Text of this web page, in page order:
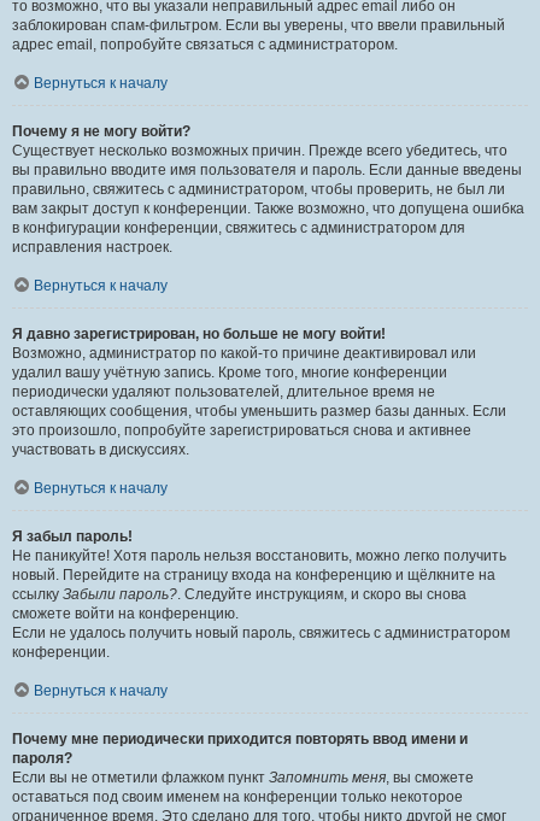
то возможно, что вы указали неправильный адрес email либо он
заблокирован спам-фильтром. Если вы уверены, что ввели правильный
адрес email, попробуйте связаться с администратором.
Вернуться к началу
Почему я не могу войти?
Существует несколько возможных причин. Прежде всего убедитесь, что
вы правильно вводите имя пользователя и пароль. Если данные введены
правильно, свяжитесь с администратором, чтобы проверить, не был ли
вам закрыт доступ к конференции. Также возможно, что допущена ошибка
в конфигурации конференции, свяжитесь с администратором для
исправления настроек.
Вернуться к началу
Я давно зарегистрирован, но больше не могу войти!
Возможно, администратор по какой-то причине деактивировал или
удалил вашу учётную запись. Кроме того, многие конференции
периодически удаляют пользователей, длительное время не
оставляющих сообщения, чтобы уменьшить размер базы данных. Если
это произошло, попробуйте зарегистрироваться снова и активнее
участвовать в дискуссиях.
Вернуться к началу
Я забыл пароль!
Не паникуйте! Хотя пароль нельзя восстановить, можно легко получить
новый. Перейдите на страницу входа на конференцию и щёлкните на
ссылку Забыли пароль?. Следуйте инструкциям, и скоро вы снова
сможете войти на конференцию.
Если не удалось получить новый пароль, свяжитесь с администратором
конференции.
Вернуться к началу
Почему мне периодически приходится повторять ввод имени и
пароля?
Если вы не отметили флажком пункт Запомнить меня, вы сможете
оставаться под своим именем на конференции только некоторое
ограниченное время. Это сделано для того, чтобы никто другой не смог